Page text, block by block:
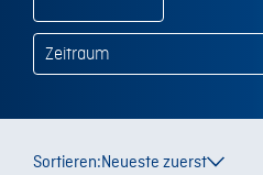
Sortieren:Neueste zuerst